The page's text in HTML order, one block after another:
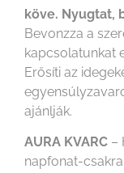
köve. Nyugtat,
Bevonzza a
kapcsolatunkat
Erősíti az
ajánlják.
AURA KVARC –
napfonat-